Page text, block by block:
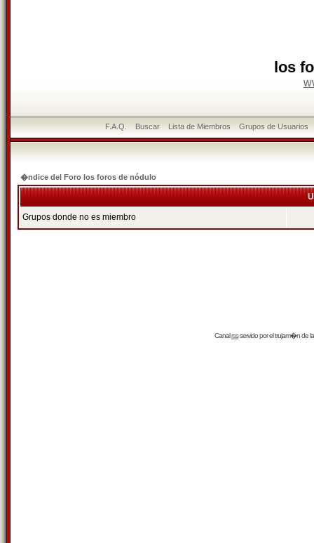
los
F.A.Q. Buscar Lista de Miembros Grupos de Usuarios
�ndice del Foro los foros de nódulo
Grupos donde no es miembro
Canalrssservido por eltrujam�nde